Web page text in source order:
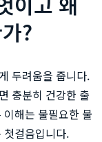
?
두려움을 줍니다.
충분히 건강한 출
해는 불필요한 불
첫걸음입니다.